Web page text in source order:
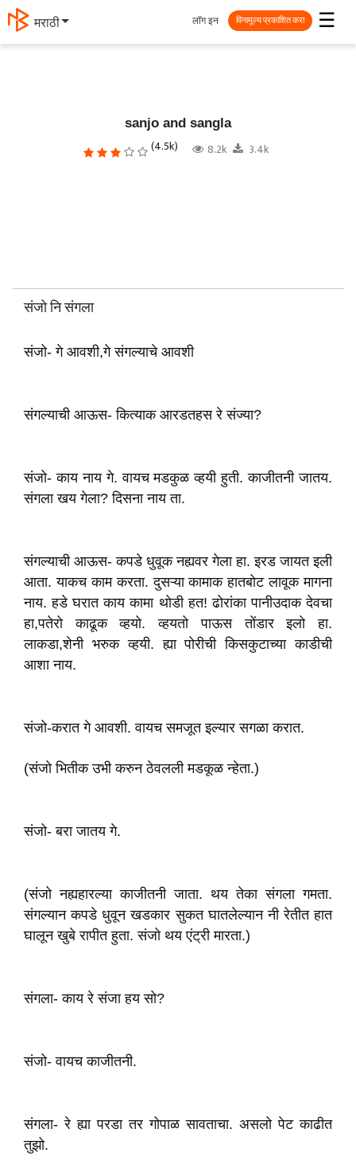
मराठी ☰
लॉग इन विनामूल्य प्रकाशित करा
sanjo and sangla
(4.5k) 8.2k 3.4k
संजो नि संगला
संजो- गे आवशी,गे संगल्याचे आवशी
संगल्याची आऊस- कित्याक आरडतहस रे संज्या?
संजो- काय नाय गे. वायच मडकुळ व्हयी हुती. काजीतनी जातय.
संगला खय गेला? दिसना नाय ता.
संगल्याची आऊस- कपडे धुवूक नह्यवर गेला हा. इरड जायत इली
आता. याकच काम करता. दुसऱ्या कामाक हातबोट लावूक मागना
नाय. हडे घरात काय कामा थोडी हत! ढोरांका पानीउदाक देवचा
हा,पतेरो काढूक व्हयो. व्हयतो पाऊस तोंडार इलो हा.
लाकडा,शेनी भरुक व्हयी. ह्या पोरीची किसकुटाच्या काडीची
आशा नाय.
संजो-करात गे आवशी. वायच समजूत इल्यार सगळा करात.
(संजो भितीक उभी करुन ठेवलली मडकूळ न्हेता.)
संजो- बरा जातय गे.
(संजो नह्यहारल्या काजीतनी जाता. थय तेका संगला गमता.
संगल्यान कपडे धुवून खडकार सुकत घातलेल्यान नी रेतीत हात
घालून खुबे रापीत हुता. संजो थय एंट्री मारता.)
संगला- काय रे संजा हय सो?
संजो- वायच काजीतनी.
संगला- रे ह्या परडा तर गोपाळ सावताचा. असलो पेट काढीत
तुझो.